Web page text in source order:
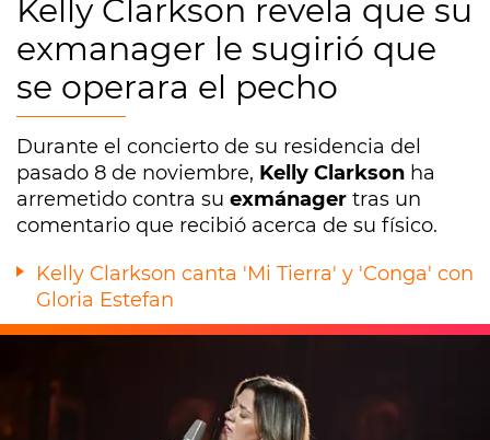
Kelly Clarkson revela que su
exmanager le sugirió que
se operara el pecho
Durante el concierto de su residencia del
pasado 8 de noviembre, Kelly Clarkson ha
arremetido contra su exmánager tras un
comentario que recibió acerca de su físico.
Kelly Clarkson canta 'Mi Tierra' y 'Conga' con
Gloria Estefan